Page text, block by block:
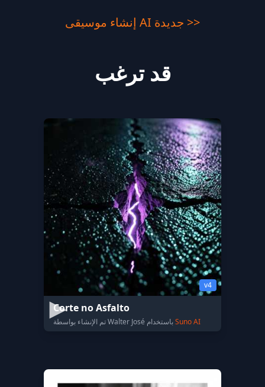
إنشاء موسيقى AI جديدة >>
قد ترغب
v4
Corte no Asfalto
Suno AI